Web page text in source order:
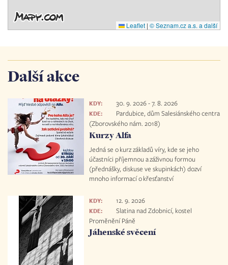
Leaflet | © Seznam.cz a.s. a další
Další akce
KDY: 30. 9. 2026-7. 8. 2026
KDE:
Pardubice, dům Salesiánského centra
(Zborovského nám. 2018)
Kurzy Alfa
Jedná se o kurz základů víry, kde se jeho
účastníci příjemnou a záživnou formou
(přednášky, diskuse ve skupinkách) dozví
mnoho informací o křesťanství
KDY: 12. 9. 2026
KDE:
Slatina nad Zdobnicí, kostel
Proměnění Páně
Jáhenské svěcení